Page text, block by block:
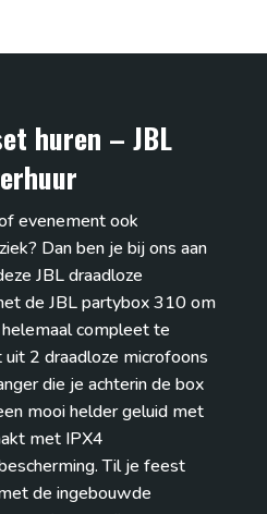
huren – JBL
evenement ook
Dan ben je bij ons aan
JBL draadloze
de JBL partybox 310 om
compleet te
2 draadloze microfoons
die je achterin de box
mooi helder geluid met
met IPX4
Til je feest
de ingebouwde